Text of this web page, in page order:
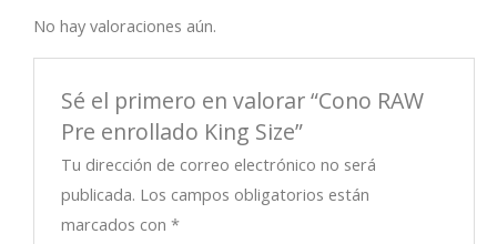
No hay valoraciones aún.
Sé el primero en valorar “Cono RAW
Pre enrollado King Size”
Tu dirección de correo electrónico no será
publicada. Los campos obligatorios están
marcados con*